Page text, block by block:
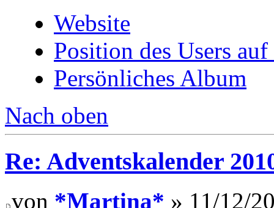
Website
Position des Users
Persönliches Album
Nach oben
Re: Adventskalender
von *Martina* » 11/12/